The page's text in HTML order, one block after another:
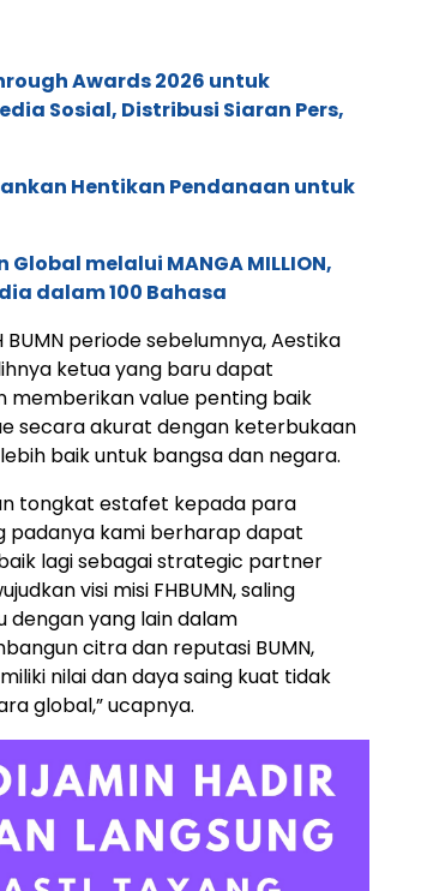
Awards 2026 untuk
Sosial, Distribusi Siaran Pers,
Hentikan Pendanaan untuk
melalui MANGA MILLION,
dalam 100 Bahasa
periode sebelumnya, Aestika
ketua yang baru dapat
memberikan value penting baik
secara akurat dengan keterbukaan
baik untuk bangsa dan negara.
tongkat estafet kepada para
padanya kami berharap dapat
lagi sebagai strategic partner
visi misi FHBUMN, saling
dengan yang lain dalam
citra dan reputasi BUMN,
nilai dan daya saing kuat tidak
global,” ucapnya.